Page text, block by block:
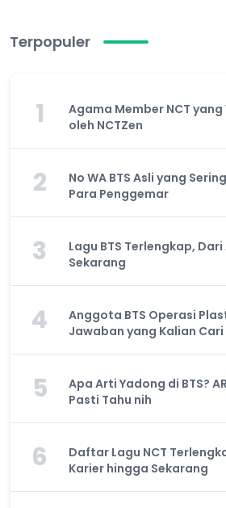
Terpopuler
1
Agama Member NCT
oleh NCTZen
2
No WA BTS Asli yang
Para Penggemar
3
Lagu BTS Terlengkap,
Sekarang
4
Anggota BTS Operasi
Jawaban yang Kalian Cari
5
Apa Arti Yadong di BTS?
Pasti Tahu nih
6
Daftar Lagu NCT
Karier hingga Sekarang